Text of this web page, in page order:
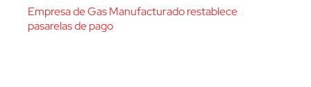
Empresa de Gas Manufacturado restablece
pasarelas de pago